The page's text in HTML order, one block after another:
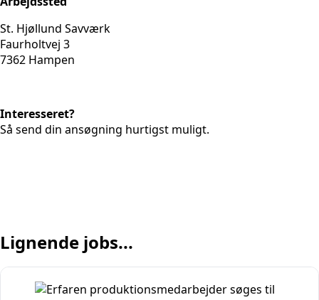
St. Hjøllund Savværk
Faurholtvej 3
7362 Hampen
Interesseret?
Så send din ansøgning hurtigst muligt.
Lignende jobs...